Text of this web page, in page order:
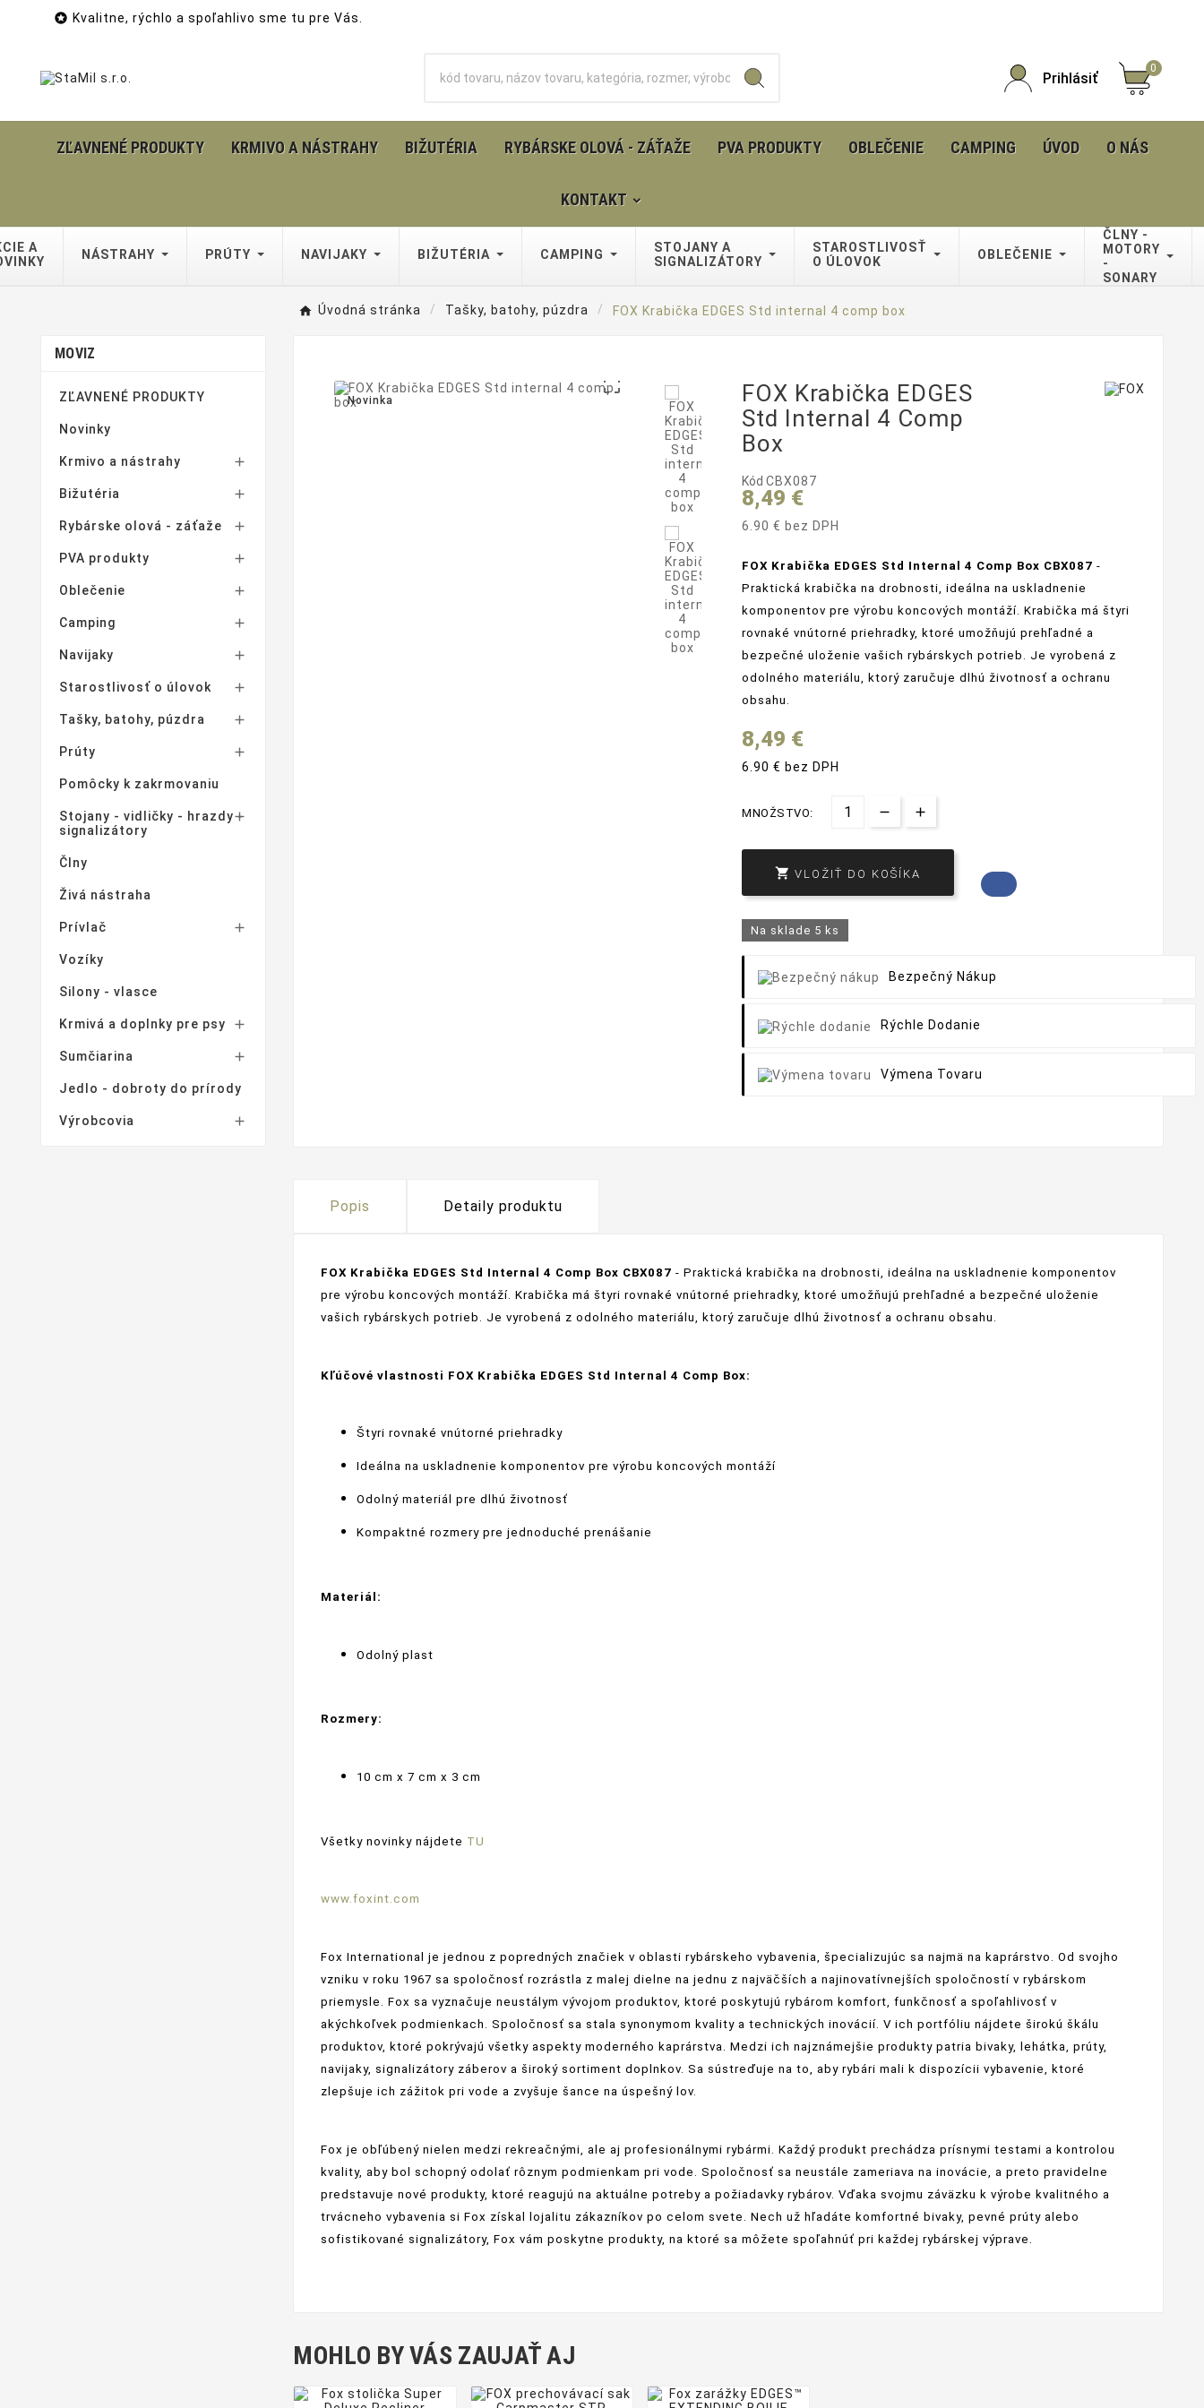
 Kvalitne, rýchlo a spoľahlivo sme tu pre Vás.
Prihlásiť
0
ZĽAVNENÉ PRODUKTY KRMIVO A NÁSTRAHY BIŽUTÉRIA RYBÁRSKE OLOVÁ - ZÁŤAŽE PVA PRODUKTY OBLEČENIE CAMPING ÚVOD O NÁS
KONTAKT
A
NÁSTRAHY PRÚTY NAVIJAKY BIŽUTÉRIA CAMPING
STOJANY A
SIGNALIZÁTORY
STAROSTLIVOSŤ
O ÚLOVOK
OBLEČENIE
ČLNY -
MOTORY
-
SONARY
Úvodná stránka Tašky, batohy, púzdra FOX Krabička EDGES Std internal 4 comp box
MOVIZ
ZĽAVNENÉ PRODUKTY
Novinky
Krmivo a nástrahy 
Bižutéria 
Rybárske olová - záťaže 
PVA produkty 
Oblečenie 
Camping 
Navijaky 
Starostlivosť o úlovok 
Tašky, batohy, púzdra 
Prúty 
Pomôcky k zakrmovaniu
Stojany - vidličky - hrazdy -
signalizátory

Člny
Živá nástraha
Prívlač 
Vozíky
Silony - vlasce
Krmivá a doplnky pre psy 
Sumčiarina 
Jedlo - dobroty do prírody
Výrobcovia 
Novinka

FOX Krabička EDGES
Std Internal 4 Comp
Box
KódCBX087
8,49 €
6.90 € bez DPH
FOX Krabička EDGES Std Internal 4 Comp Box CBX087 -
Praktická krabička na drobnosti, ideálna na uskladnenie
komponentov pre výrobu koncových montáží. Krabička má štyri
rovnaké vnútorné priehradky, ktoré umožňujú prehľadné a
bezpečné uloženie vašich rybárskych potrieb. Je vyrobená z
odolného materiálu, ktorý zaručuje dlhú životnosť a ochranu
obsahu.
8,49 €
6.90 € bez DPH
MNOŽSTVO:
 VLOŽIŤ DO KOŠÍKA
Na sklade 5 ks
Bezpečný Nákup
Rýchle Dodanie
Výmena Tovaru
Popis Detaily produktu
FOX Krabička EDGES Std Internal 4 Comp Box CBX087 - Praktická krabička na drobnosti, ideálna na uskladnenie komponentov
pre výrobu koncových montáží. Krabička má štyri rovnaké vnútorné priehradky, ktoré umožňujú prehľadné a bezpečné uloženie
vašich rybárskych potrieb. Je vyrobená z odolného materiálu, ktorý zaručuje dlhú životnosť a ochranu obsahu.
Kľúčové vlastnosti FOX Krabička EDGES Std Internal 4 Comp Box:
Štyri rovnaké vnútorné priehradky
Ideálna na uskladnenie komponentov pre výrobu koncových montáží
Odolný materiál pre dlhú životnosť
Kompaktné rozmery pre jednoduché prenášanie
Materiál:
Odolný plast
Rozmery:
10 cm x 7 cm x 3 cm
Všetky novinky nájdete TU
www.foxint.com
Fox International je jednou z popredných značiek v oblasti rybárskeho vybavenia, špecializujúc sa najmä na kaprárstvo. Od svojho
vzniku v roku 1967 sa spoločnosť rozrástla z malej dielne na jednu z najväčších a najinovatívnejších spoločností v rybárskom
priemysle. Fox sa vyznačuje neustálym vývojom produktov, ktoré poskytujú rybárom komfort, funkčnosť a spoľahlivosť v
akýchkoľvek podmienkach. Spoločnosť sa stala synonymom kvality a technických inovácií. V ich portfóliu nájdete širokú škálu
produktov, ktoré pokrývajú všetky aspekty moderného kaprárstva. Medzi ich najznámejšie produkty patria bivaky, lehátka, prúty,
navijaky, signalizátory záberov a široký sortiment doplnkov. Sa sústreďuje na to, aby rybári mali k dispozícii vybavenie, ktoré
zlepšuje ich zážitok pri vode a zvyšuje šance na úspešný lov.
Fox je obľúbený nielen medzi rekreačnými, ale aj profesionálnymi rybármi. Každý produkt prechádza prísnymi testami a kontrolou
kvality, aby bol schopný odolať rôznym podmienkam pri vode. Spoločnosť sa neustále zameriava na inovácie, a preto pravidelne
predstavuje nové produkty, ktoré reagujú na aktuálne potreby a požiadavky rybárov. Vďaka svojmu záväzku k výrobe kvalitného a
trvácneho vybavenia si Fox získal lojalitu zákazníkov po celom svete. Nech už hľadáte komfortné bivaky, pevné prúty alebo
sofistikované signalizátory, Fox vám poskytne produkty, na ktoré sa môžete spoľahnúť pri každej rybárskej výprave.
MOHLO BY VÁS ZAUJAŤ AJ